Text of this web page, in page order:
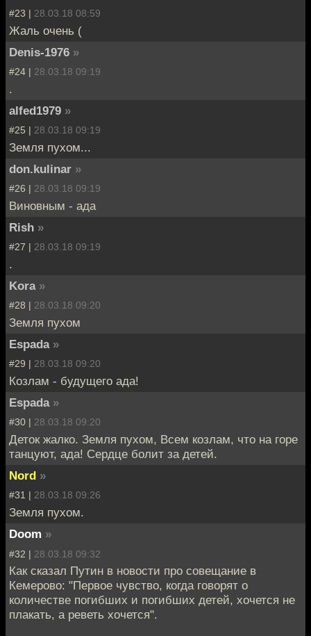
#23 | 28.03.18 08:59
Жаль очень (
Denis-1976 »
#24 | 28.03.18 09:19
.
alfed1979 »
#25 | 28.03.18 09:19
Земля пухом...
don.kulinar »
#26 | 28.03.18 09:19
Виновным - ада
Rish »
#27 | 28.03.18 09:19
.
Kora »
#28 | 28.03.18 09:20
Земля пухом
Espada »
#29 | 28.03.18 09:20
Козлам - будущего ада!
Espada »
#30 | 28.03.18 09:20
Деток жалко. Земля пухом, Всем козлам, что на горе
танцуют, ада! Сердце болит за детей.
Nord »
#31 | 28.03.18 09:26
Земля пухом.
Doom »
#32 | 28.03.18 09:32
Как сказал Путин в новости про совещание в
Кемерово: "Первое чувство, когда говорят о
количестве погибших и погибших детей, хочется не
плакать, а реветь хочется".